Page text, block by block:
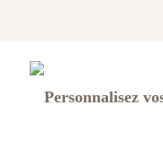
Personnalisez